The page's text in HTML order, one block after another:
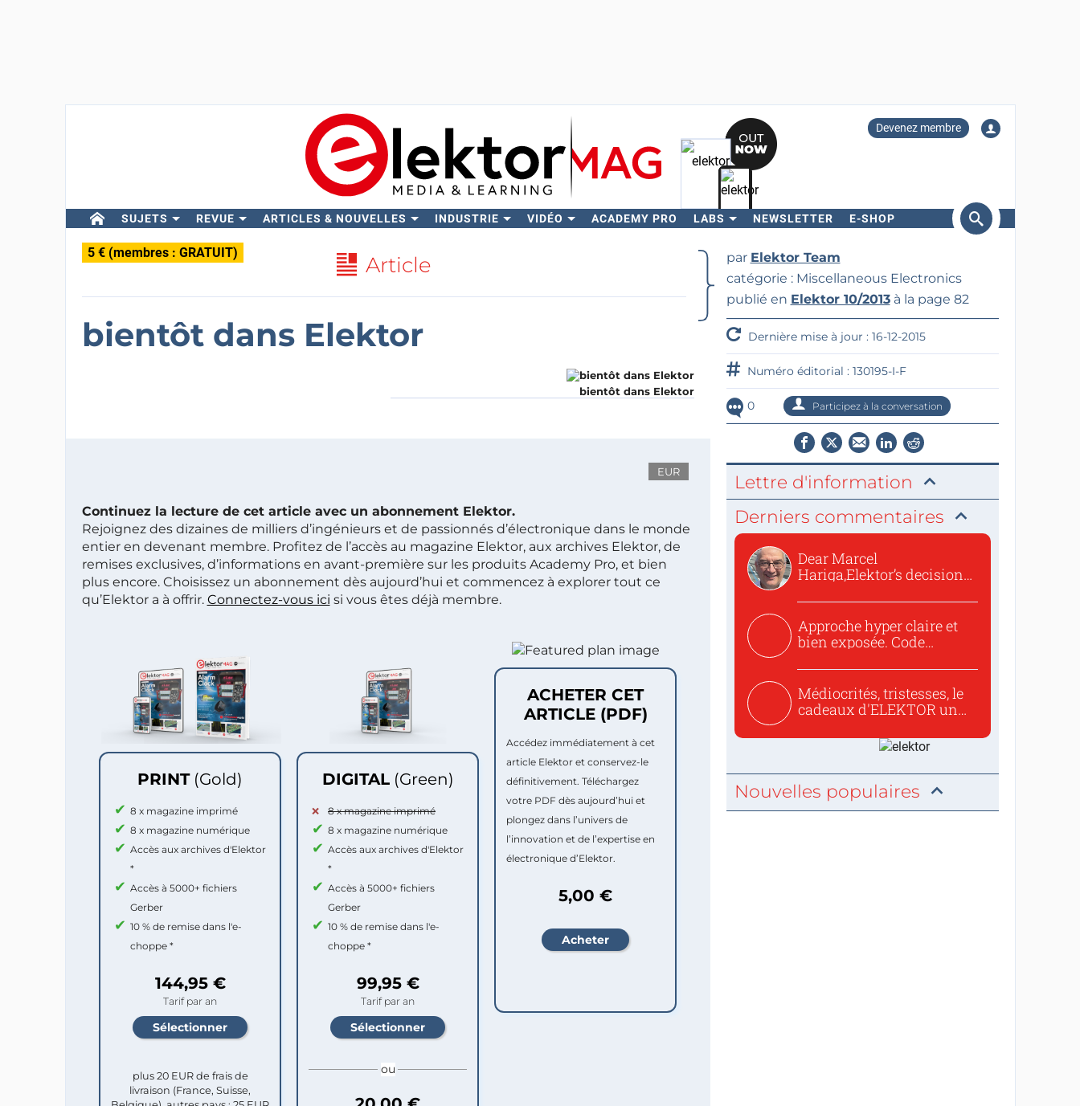
Devenez membre
SUJETS REVUE ARTICLES & NOUVELLES INDUSTRIE VIDÉO ACADEMY PRO LABS NEWSLETTER E-SHOP
Rechercher
5 € (membres : GRATUIT) Article
bientôt dans Elektor
bientôt dans Elektor
EUR
Continuez la lecture de cet article avec un abonnement Elektor.
Rejoignez des dizaines de milliers d’ingénieurs et de passionnés d’électronique dans le monde
entier en devenant membre. Profitez de l’accès au magazine Elektor, aux archives Elektor, de
remises exclusives, d’informations en avant-première sur les produits Academy Pro, et bien
plus encore. Choisissez un abonnement dès aujourd’hui et commencez à explorer tout ce
qu’Elektor a à offrir. Connectez-vous ici si vous êtes déjà membre.
PRINT (Gold)
8 x magazine imprimé
8 x magazine numérique
Accès aux archives d'Elektor
*
Accès à 5000+ fichiers
Gerber
10 % de remise dans l'e-
choppe *
144,95 €
Tarif par an
plus 20 EUR de frais de
livraison (France, Suisse,
DIGITAL (Green)
8 x magazine imprimé
8 x magazine numérique
Accès aux archives d'Elektor
*
Accès à 5000+ fichiers
Gerber
10 % de remise dans l'e-
choppe *
99,95 €
Tarif par an
ou
ACHETER CET
ARTICLE (PDF)
Accédez immédiatement à cet
article Elektor et conservez-le
définitivement. Téléchargez
votre PDF dès aujourd’hui et
plongez dans l’univers de
l’innovation et de l’expertise en
électronique d’Elektor.
5,00 €
par Elektor Team
catégorie : Miscellaneous Electronics
publié en Elektor 10/2013à la page 82
Dernière mise à jour : 16-12-2015
Numéro éditorial : 130195-I-F
0 Participez à la conversation
Lettre d'information
Derniers commentaires
Dear Marcel
Hariga,Elektor’s decision
Approche hyper claire et
bien exposée. Code
Médiocrités, tristesses, le
cadeaux d'ELEKTOR un
Nouvelles populaires